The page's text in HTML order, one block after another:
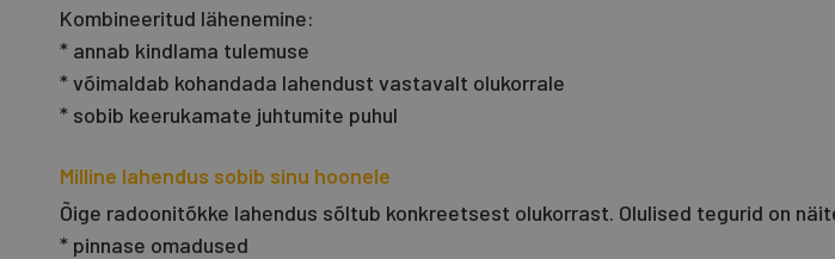
Kombineeritud lähenemine:
* annab kindlama tulemuse
* võimaldab kohandada lahendust vastavalt olukorrale
* sobib keerukamate juhtumite puhul
Milline lahendus sobib sinu hoonele
Õige radoonitõkke lahendus sõltub konkreetsest olukorrast. Olulised tegurid on
* pinnase omadused